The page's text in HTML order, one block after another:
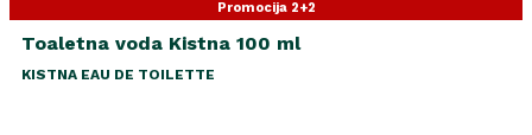
Promocija 2+2
Toaletna voda Kistna 100 ml
KISTNA EAU DE TOILETTE